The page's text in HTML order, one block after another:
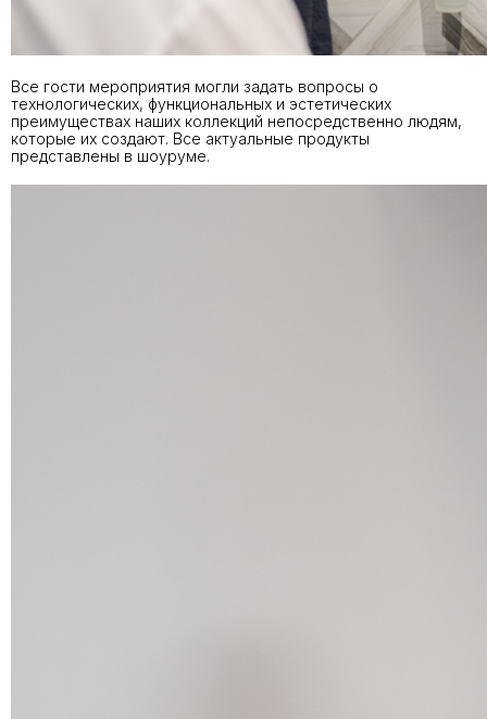
Все гости мероприятия могли задать вопросы о
технологических, функциональных и эстетических
преимуществах наших коллекций непосредственно людям,
которые их создают. Все актуальные продукты
представлены в шоуруме.